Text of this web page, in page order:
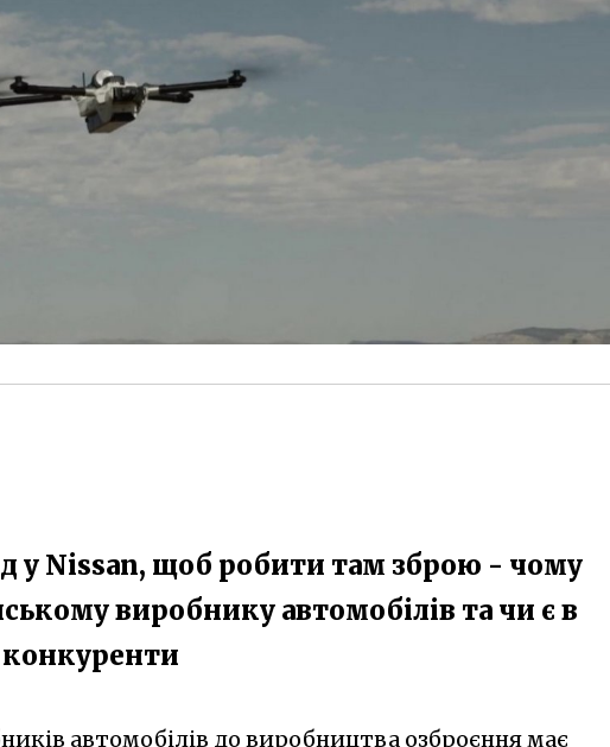
у Nissan, щоб робити там зброю - чому
виробнику автомобілів та чи є в
конкуренти
автомобілів до виробництва озброєння має